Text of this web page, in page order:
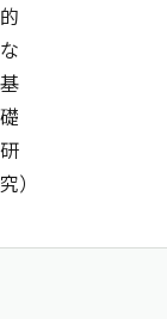
的
な
基
礎
研
究）